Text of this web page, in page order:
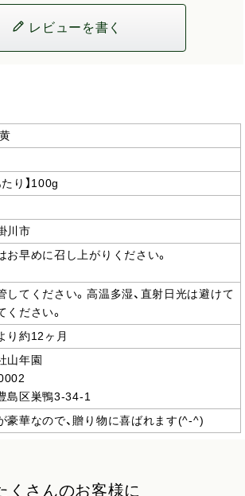
レビューを書く
たり】100g
川市
お早めに召し上がりください。
してください。高温多湿、直射日光は避けて
ください。
り約12ヶ月
山年園
島区巣鴨3-34-1
豪華なので、贈り物に喜ばれます(^-^)
くさんのお客様に